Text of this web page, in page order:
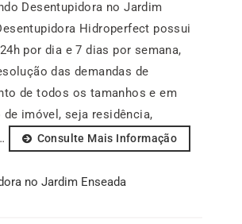
Desentupidora no Jardim
Hidroperfect possui
por dia e 7 dias por semana,
das demandas de
de todos os tamanhos e em
imóvel, seja residência,
Consulte Mais Informação
no Jardim Enseada